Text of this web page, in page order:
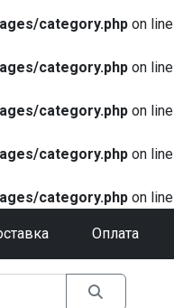
category.php on line
category.php on line
category.php on line
category.php on line
category.php on line
Оплата